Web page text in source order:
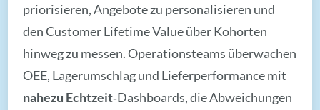
priorisieren, Angebote zu personalisieren und
den Customer Lifetime Value über Kohorten
hinweg zu messen. Operationsteams überwachen
OEE, Lagerumschlag und Lieferperformance mit
nahezu Echtzeit‑Dashboards, die Abweichungen